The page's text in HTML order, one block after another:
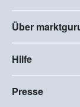
Über
Hilfe
Presse